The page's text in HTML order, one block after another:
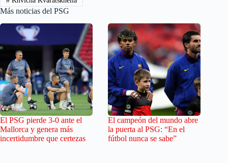
Más noticias del PSG
El PSG pierde 3-0 ante el
Mallorca y genera más
incertidumbre que certezas
El campeón del mundo abre
la puerta al PSG: “En el
fútbol nunca se sabe”